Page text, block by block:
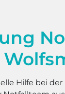
Hilfe bei